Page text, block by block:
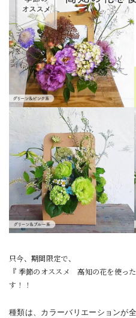
只今、期間限定で、
『 季節のオススメ 高知の花を使っ
す！！
種類は、カラーバリエーションが全